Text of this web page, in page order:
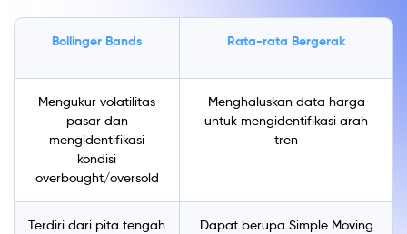
Bollinger Bands Rata-rata Bergerak
Mengukur volatilitas
pasar dan
mengidentifikasi
kondisi
overbought/oversold
Menghaluskan data harga
untuk mengidentifikasi arah
tren
Terdiri dari pita tengah
Dapat berupa Simple Moving